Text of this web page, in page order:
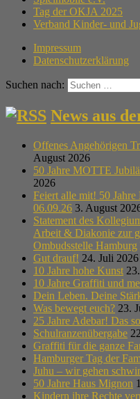
Tag der OKJA 2025
Verband Kinder- und
Impressum
Datenschutzerklärung
Suchen nach:
News aus
Offenes Angehörigen
August 2026
50 Jahre MOTTE
2026
Feiert alle mit! 50
06.09.26 3. August
Statement des
Arbeit & Diakonie zur
Ombudsstelle Hamburg
Gut drauf! 24. Juli 2026
10 Jahre hohe Kunst
10 Jahre Graffiti und
Dein Leben. Deine
Was bewegt euch? 23.
25 Jahre Adebar! Das
Schulranzenübergabe
Graffiti für die ganze
Hamburger Tag der
Juhu – wir gehen
50 Jahre Haus Mignon
Kindern ihre Rechte